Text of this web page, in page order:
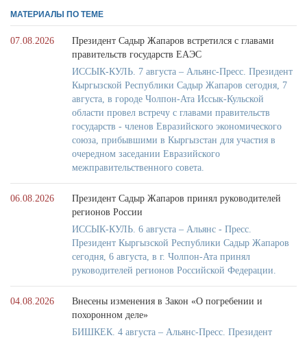
МАТЕРИАЛЫ ПО ТЕМЕ
07.08.2026
Президент Садыр Жапаров встретился с главами
правительств государств ЕАЭС
ИССЫК-КУЛЬ. 7 августа – Альянс-Пресс. Президент
Кыргызской Республики Садыр Жапаров сегодня, 7
августа, в городе Чолпон-Ата Иссык-Кульской
области провел встречу с главами правительств
государств - членов Евразийского экономического
союза, прибывшими в Кыргызстан для участия в
очередном заседании Евразийского
межправительственного совета.
06.08.2026
Президент Садыр Жапаров принял руководителей
регионов России
ИССЫК-КУЛЬ. 6 августа – Альянс - Пресс.
Президент Кыргызской Республики Садыр Жапаров
сегодня, 6 августа, в г. Чолпон-Ата принял
руководителей регионов Российской Федерации.
04.08.2026
Внесены изменения в Закон «О погребении и
похоронном деле»
БИШКЕК. 4 августа – Альянс-Пресс. Президент